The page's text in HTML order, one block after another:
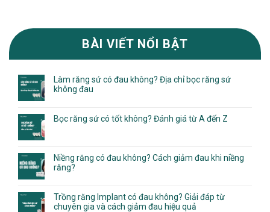
BÀI VIẾT NỔI BẬT
Làm răng sứ có đau không? Địa chỉ bọc răng sứ
không đau
Bọc răng sứ có tốt không? Đánh giá từ A đến Z
Niềng răng có đau không? Cách giảm đau khi niềng
răng?
Trồng răng Implant có đau không? Giải đáp từ
chuyên gia và cách giảm đau hiệu quả